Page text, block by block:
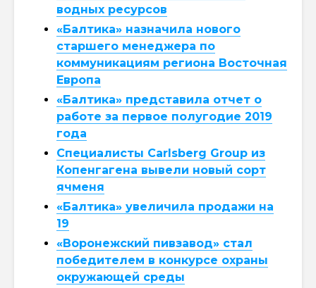
водных ресурсов
«Балтика» назначила нового
старшего менеджера по
коммуникациям региона Восточная
Европа
«Балтика» представила отчет о
работе за первое полугодие 2019
года
Специалисты Carlsberg Group из
Копенгагена вывели новый сорт
ячменя
«Балтика» увеличила продажи на
19
«Воронежский пивзавод» стал
победителем в конкурсе охраны
окружающей среды